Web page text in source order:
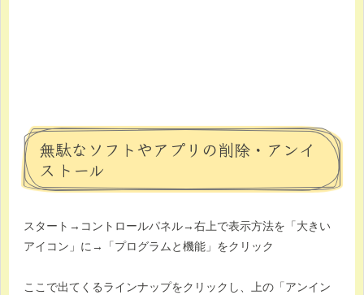
無駄なソフトやアプリの削除・アンイ
ストール
スタート→コントロールパネル→右上で表示方法を「大きい
アイコン」に→「プログラムと機能」をクリック
ここで出てくるラインナップをクリックし、上の「アンイン